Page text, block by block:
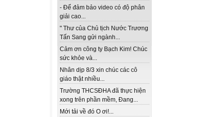
- Để đảm bảo video có độ phân
giải cao...
" Thư của Chủ tịch Nước Trương
Tấn Sang gửi ngành...
Cảm ơn công ty Bạch Kim! Chúc
sức khỏe và...
Nhân dịp 8/3 xin chúc các cô
giáo thật nhiều...
Trường THCSĐHA đã thực hiện
xong trên phần mềm, Đang...
Mới tải về đó O ơi!...